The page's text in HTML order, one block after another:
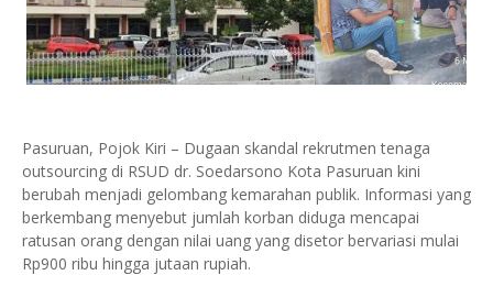
Pasuruan, Pojok Kiri – Dugaan skandal rekrutmen tenaga
outsourcing di RSUD dr. Soedarsono Kota Pasuruan kini
berubah menjadi gelombang kemarahan publik. Informasi yang
berkembang menyebut jumlah korban diduga mencapai
ratusan orang dengan nilai uang yang disetor bervariasi mulai
Rp900 ribu hingga jutaan rupiah.